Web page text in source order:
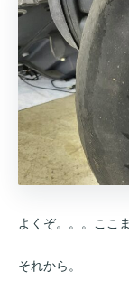
よくぞ。。。ここ
それから。